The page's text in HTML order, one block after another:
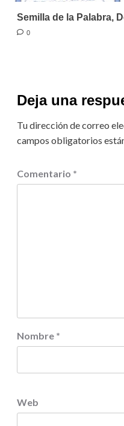
Semilla de la Palabra,
0
Deja una
Tu dirección de correo
campos obligatorios
Comentario *
Nombre *
Web